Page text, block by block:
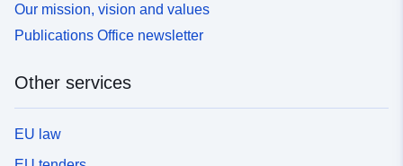
Our mission, vision and values
Publications Office newsletter
Other services
EU law